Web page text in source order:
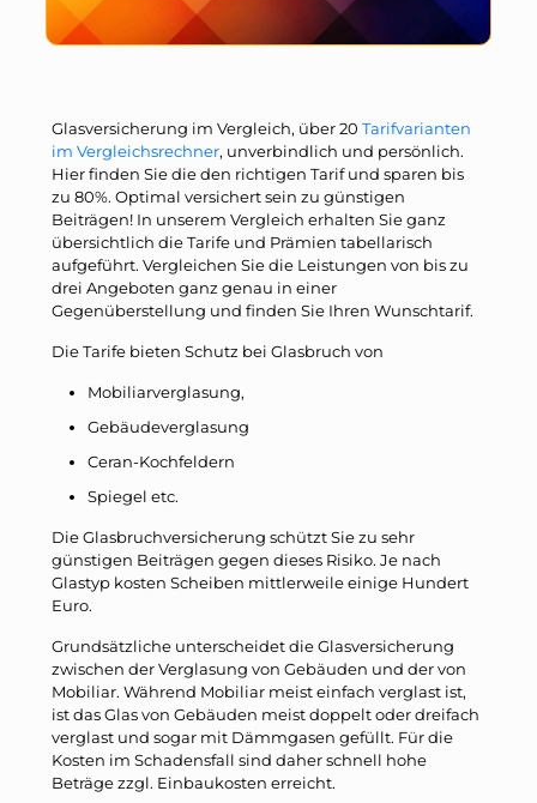
Glasversicherung im Vergleich, über 20 Tarifvarianten
im Vergleichsrechner, unverbindlich und persönlich.
Hier finden Sie die den richtigen Tarif und sparen bis
zu 80%. Optimal versichert sein zu günstigen
Beiträgen! In unserem Vergleich erhalten Sie ganz
übersichtlich die Tarife und Prämien tabellarisch
aufgeführt. Vergleichen Sie die Leistungen von bis zu
drei Angeboten ganz genau in einer
Gegenüberstellung und finden Sie Ihren Wunschtarif.
Die Tarife bieten Schutz bei Glasbruch von
Mobiliarverglasung,
Gebäudeverglasung
Ceran-Kochfeldern
Spiegel etc.
Die Glasbruchversicherung schützt Sie zu sehr
günstigen Beiträgen gegen dieses Risiko. Je nach
Glastyp kosten Scheiben mittlerweile einige Hundert
Euro.
Grundsätzliche unterscheidet die Glasversicherung
zwischen der Verglasung von Gebäuden und der von
Mobiliar. Während Mobiliar meist einfach verglast ist,
ist das Glas von Gebäuden meist doppelt oder dreifach
verglast und sogar mit Dämmgasen gefüllt. Für die
Kosten im Schadensfall sind daher schnell hohe
Beträge zzgl. Einbaukosten erreicht.